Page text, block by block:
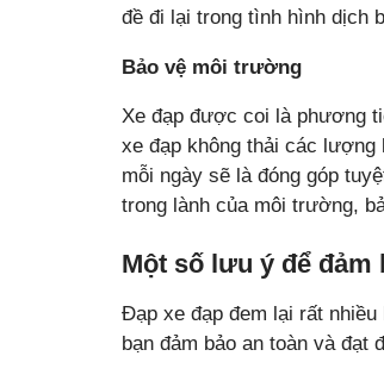
đề đi lại trong tình hình dịch
Bảo vệ môi trường
Xe đạp được coi là phương
xe đạp không thải các
mỗi ngày sẽ là đóng góp
trong lành của môi trường,
Một số lưu ý để đảm
Đạp xe đạp đem lại rất
bạn đảm bảo an toàn và đạt